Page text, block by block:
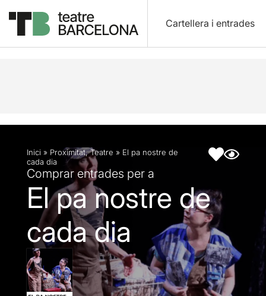
Cartellera i entrades
Descripció Fitxa artística Fotos i vídeos
Inici » Proximitat,Teatre » El pa nostre de
cada dia
Comprar entrades per a
El pa nostre de
cada dia